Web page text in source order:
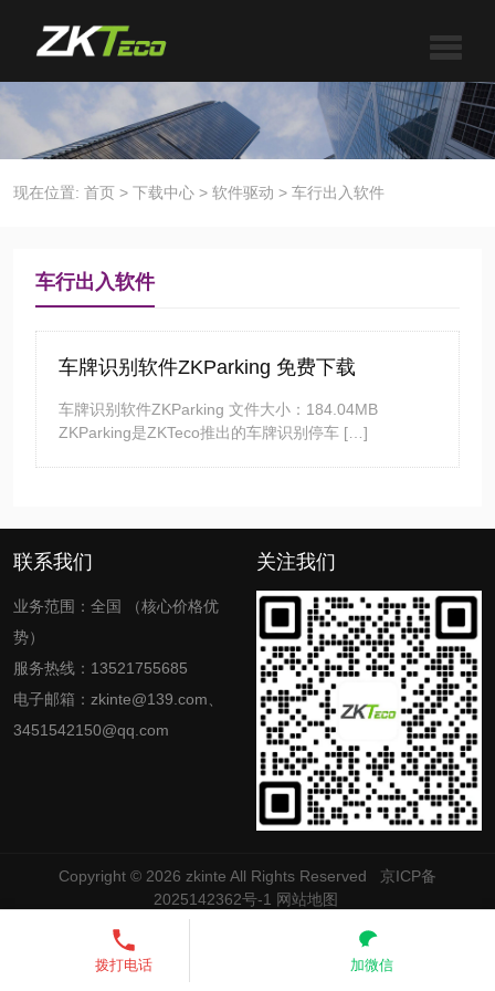
现在位置: 首页 > 下载中心 > 软件驱动 > 车行出入软件
车行出入软件
车牌识别软件ZKParking 免费下载
车牌识别软件ZKParking 文件大小：184.04MB
ZKParking是ZKTeco推出的车牌识别停车 […]
联系我们
业务范围：全国 （核心价格优
势）
服务热线：13521755685
电子邮箱：zkinte@139.com、
3451542150@qq.com
关注我们
Copyright © 2026 zkinte All Rights Reserved 京ICP备
2025142362号-1 网站地图
拨打电话 加微信
13521755685 发送短信